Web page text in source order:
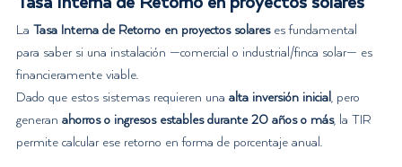
La Tasa Interna de Retorno en proyectos solares es fundamental
para saber si una instalación —comercial o industrial/finca solar— es
financieramente viable.
Dado que estos sistemas requieren una alta inversión inicial, pero
generan ahorros o ingresos estables durante 20 años o más, la TIR
permite calcular ese retorno en forma de porcentaje anual.